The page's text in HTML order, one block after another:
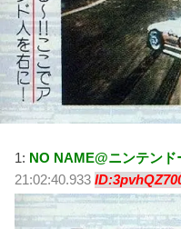
1: NO NAME@ニンテンド
21:02:40.933